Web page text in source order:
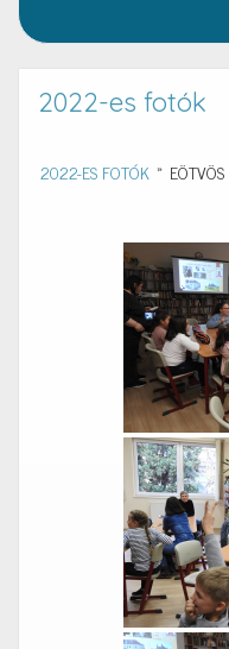
2022-es fotók
2022-ES FOTÓK »